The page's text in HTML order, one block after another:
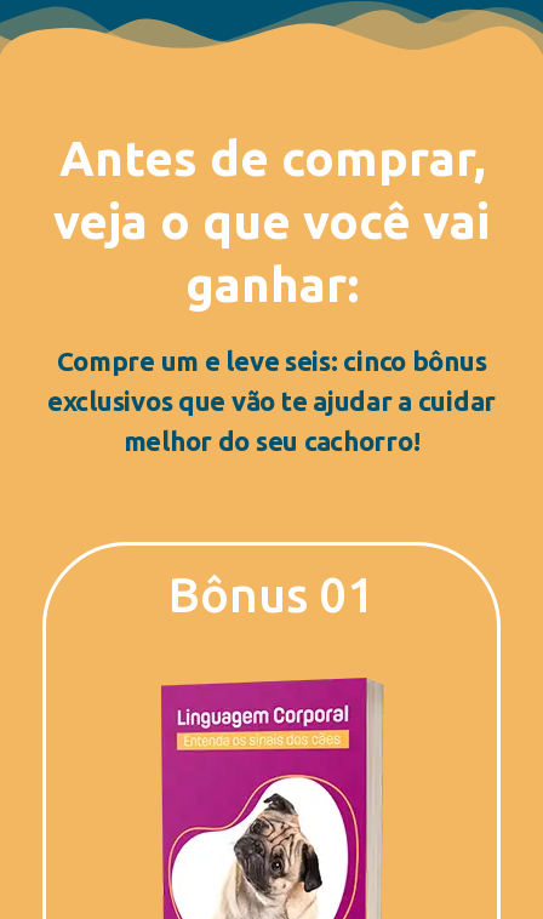
Antes de comprar,
veja o que você vai
ganhar:
Compre um e leve seis: cinco bônus
exclusivos que vão te ajudar a cuidar
melhor do seu cachorro!
Bônus 01